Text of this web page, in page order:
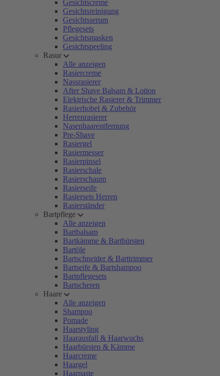
Gesichtscreme
Gesichtsreinigung
Gesichtsserum
Pflegesets
Gesichtsmasken
Gesichtspeeling
Rasur
Alle anzeigen
Rasiercreme
Nassrasierer
After Shave Balsam & Lotion
Elektrische Rasierer & Trimmer
Rasierhobel & Zubehör
Herrenrasierer
Nasenhaarentfernung
Pre-Shave
Rasiergel
Rasiermesser
Rasierpinsel
Rasierschale
Rasierschaum
Rasierseife
Rasiersets Herren
Rasierständer
Bartpflege
Alle anzeigen
Bartbalsam
Bartkämme & Bartbürsten
Bartöle
Bartschneider & Barttrimmer
Bartseife & Bartshampoo
Bartpflegesets
Bartscheren
Haare
Alle anzeigen
Shampoo
Pomade
Haarstyling
Haarausfall & Haarwuchs
Haarbürsten & Kämme
Haarcreme
Haargel
Haarpaste